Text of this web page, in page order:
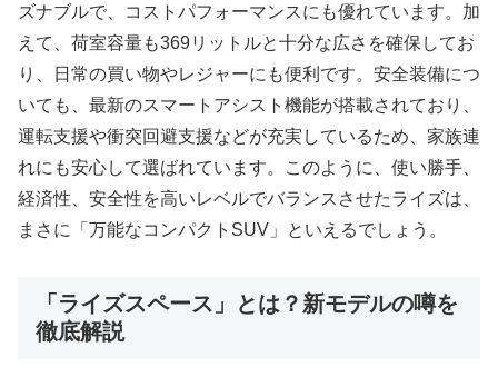
ズナブルで、コストパフォーマンスにも優れています。加
えて、荷室容量も369リットルと十分な広さを確保してお
り、日常の買い物やレジャーにも便利です。安全装備につ
いても、最新のスマートアシスト機能が搭載されており、
運転支援や衝突回避支援などが充実しているため、家族連
れにも安心して選ばれています。このように、使い勝手、
経済性、安全性を高いレベルでバランスさせたライズは、
まさに「万能なコンパクトSUV」といえるでしょう。
「ライズスペース」とは？新モデルの噂を
徹底解説